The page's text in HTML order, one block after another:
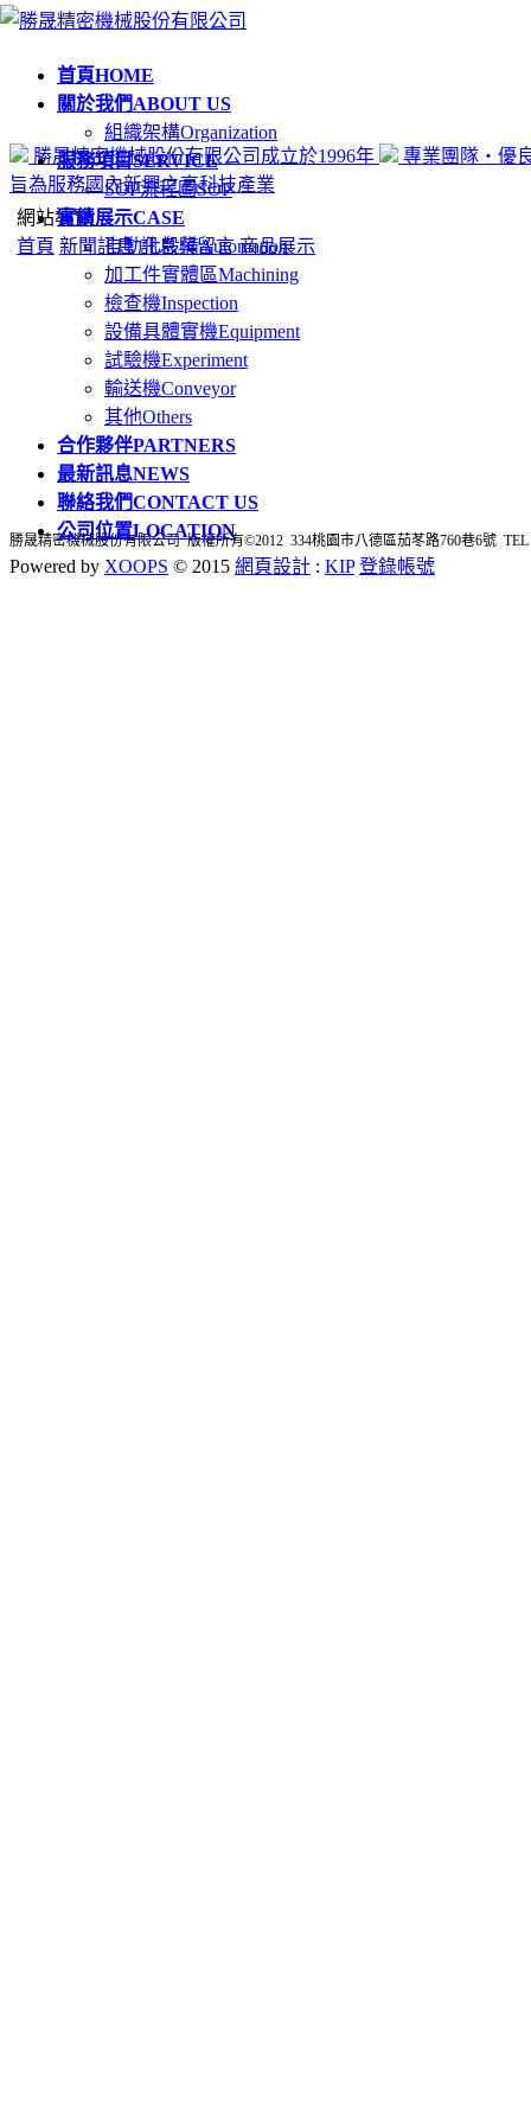
首頁HOME
關於我們ABOUT US
組織架構Organization
服務項目SERVICE
SOP流程圖SOP
實績展示CASE
自動化設備Automation
加工件實體區Machining
檢查機Inspection
設備具體實機Equipment
試驗機Experiment
輸送機Conveyor
其他Others
合作夥伴PARTNERS
最新訊息NEWS
聯絡我們CONTACT US
公司位置LOCATION
勝晟精密機械股份有限公司成立於1996年
專業團隊‧優
旨為服務國內新興之高科技產業
網站導覽
首頁 新聞訊息 訊息與留言 商品展示
勝晟精密機械股份有限公司 版權所有©2012 334桃園市八德區茄苳路760巷6號 TEL
Powered by XOOPS © 2015 網頁設計 : KIP 登錄帳號